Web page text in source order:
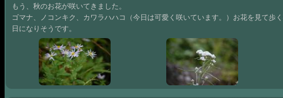
もう、秋のお花が咲いてきました。
ゴマナ、ノコンキク、カワラハハコ（今日は可愛く咲いています。）お花を見て歩
日になりそうです。